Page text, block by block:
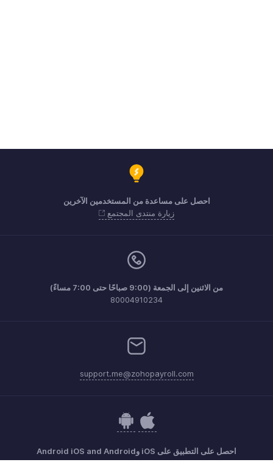
احصل على مساعدة من المستخدمين الآخرين
زيارة منتدى المجتمع
من الاثنين إلى الجمعة (9:00 صباحًا حتى 7:00 مساءً)
80004910234
support.me@zohopayroll.com
احصل على التطبيق على iOS وAndroid iOS and Android